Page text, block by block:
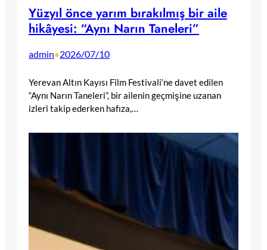
Yüzyıl önce yarım bırakılmış bir aile
hikâyesi: “Aynı Narın Taneleri”
admin•2026/07/10
Yerevan Altın Kayısı Film Festivali’ne davet edilen
“Aynı Narın Taneleri”, bir ailenin geçmişine uzanan
izleri takip ederken hafıza,…